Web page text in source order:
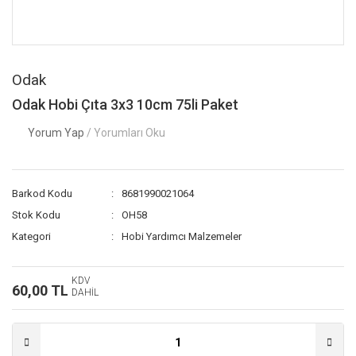
Odak
Odak Hobi Çıta 3x3 10cm 75li Paket
Yorum Yap / Yorumları Oku
Barkod Kodu
8681990021064
Stok Kodu
OH58
Kategori
Hobi Yardımcı Malzemeler
60,00 TL
KDV
DAHİL